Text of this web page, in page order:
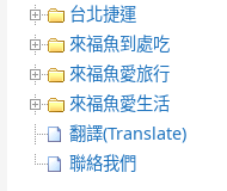
台北捷運
來福魚到處吃
來福魚愛旅行
來福魚愛生活
翻譯(Translate)
聯絡我們